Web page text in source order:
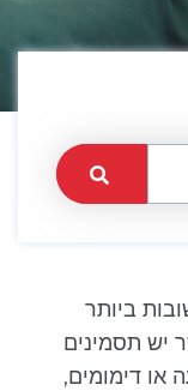
ביותר
תסמינים
דימומים,